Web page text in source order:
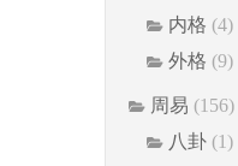
内格 (4)
外格 (9)
周易 (156)
八卦 (1)